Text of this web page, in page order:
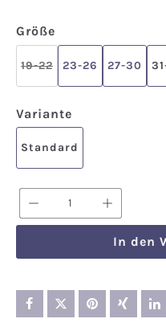
Größe
19-22 23-26 27-30
Variante
Standard
Produkt
In den